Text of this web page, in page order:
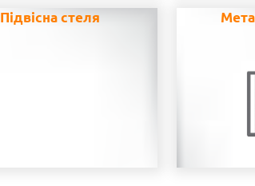
Підвісна стеля